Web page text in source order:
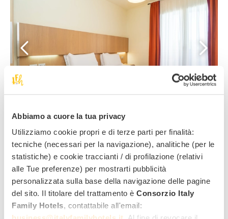
Abbiamo a cuore la tua privacy
Utilizziamo cookie propri e di terze parti per finalità:
tecniche (necessari per la navigazione), analitiche (per le
statistiche) e cookie traccianti / di profilazione (relativi
alle Tue preferenze) per mostrarti pubblicità
personalizzata sulla base della navigazione delle pagine
del sito. Il titolare del trattamento è Consorzio Italy
Family Hotels, contattabile all'email:
Größe:
50 m
Personen:
44716
Anlage:
2 Zimmer +
Wohnzimmer
und Kochnische
Mehr als ein Mehrbettzimmer, eine palastartige
Residenz mit 50 m ! Für Siezwei komfortable
Schlafzimmer, einWohnzimmer mitKücheund eine